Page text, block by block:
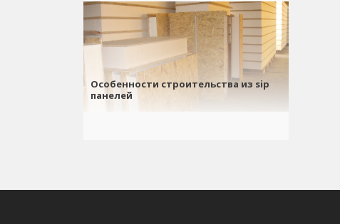
Особенности строительства из sip
панелей